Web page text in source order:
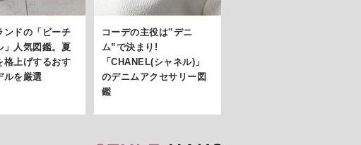
ンドの「ビーチ
」人気図鑑。夏
格上げするおす
ルを厳選
コーデの主役は‟デニ
ム”で決まり!
「CHANEL(シャネル)」
のデニムアクセサリー図
鑑